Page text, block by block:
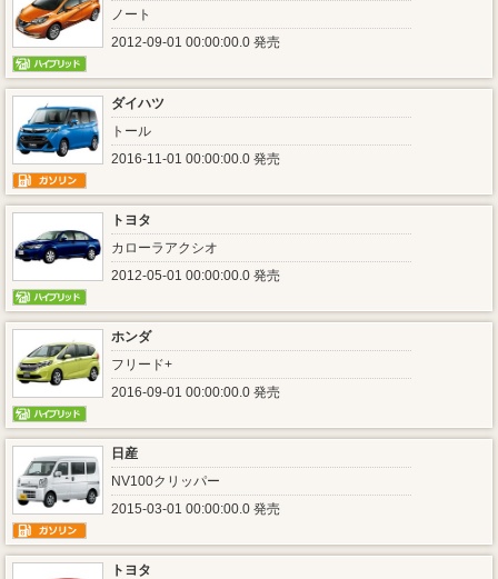
ノート
2012-09-01 00:00:00.0 発売
ダイハツ
トール
2016-11-01 00:00:00.0 発売
トヨタ
カローラアクシオ
2012-05-01 00:00:00.0 発売
ホンダ
フリード+
2016-09-01 00:00:00.0 発売
日産
NV100クリッパー
2015-03-01 00:00:00.0 発売
トヨタ